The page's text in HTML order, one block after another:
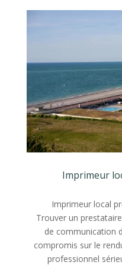
Imprimeur
Imprimeur local
Trouver un
de communication
compromis sur le
professionnel